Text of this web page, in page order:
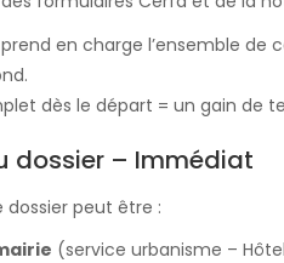
en charge l’ensemble de
dès le départ = un gain de
dossier – Immédiat
dossier peut être :
(service urbanisme –